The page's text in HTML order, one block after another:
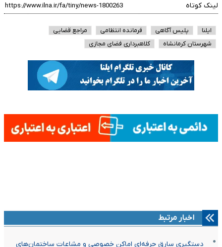
لینک کوتاه
ایلنا پلیس آگاهی فرمانده انتظامی
مراجع قضایی
شهرستان کرمانشاه
کلاهبرداری فضای مجازی
اخبار مرتبط
دستگیری سارق حرفه‌ای اماکن خصوصی و مشاعات ساختمان‌های